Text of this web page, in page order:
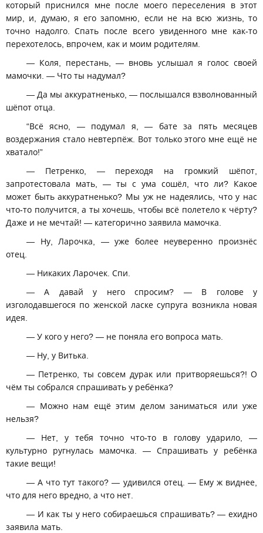
который приснился мне после моего переселения в этот
мир, и, думаю, я его запомню, если не на всю жизнь, то
точно надолго. Спать после всего увиденного мне как-то
перехотелось, впрочем, как и моим родителям.
— Коля, перестань, — вновь услышал я голос своей
мамочки. — Что ты надумал?
— Да мы аккуратненько, — послышался взволнованный
шёпот отца.
“Всё ясно, — подумал я, — бате за пять месяцев
воздержания стало невтерпёж. Вот только этого мне ещё не
хватало!”
— Петренко, — переходя на громкий шёпот,
запротестовала мать, — ты с ума сошёл, что ли? Какое
может быть аккуратненько? Мы уж не надеялись, что у нас
что-то получится, а ты хочешь, чтобы всё полетело к чёрту?
Даже и не мечтай! — категорично заявила мамочка.
— Ну, Ларочка, — уже более неуверенно произнёс
отец.
— Никаких Ларочек. Спи.
— А давай у него спросим? — В голове у
изголодавшегося по женской ласке супруга возникла новая
идея.
— У кого у него? — не поняла его вопроса мать.
— Ну, у Витька.
— Петренко, ты совсем дурак или притворяешься?! О
чём ты собрался спрашивать у ребёнка?
— Можно нам ещё этим делом заниматься или уже
нельзя?
— Нет, у тебя точно что-то в голову ударило, —
культурно ругнулась мамочка. — Спрашивать у ребёнка
такие вещи!
— А что тут такого? — удивился отец. — Ему ж виднее,
что для него вредно, а что нет.
— И как ты у него собираешься спрашивать? — ехидно
заявила мать.